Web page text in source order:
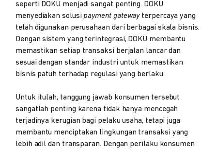
seperti DOKU menjadi sangat penting. DOKU
menyediakan solusi payment gateway terpercaya yang
telah digunakan perusahaan dari berbagai skala bisnis.
Dengan sistem yang terintegrasi, DOKU membantu
memastikan setiap transaksi berjalan lancar dan
sesuai dengan standar industri untuk memastikan
bisnis patuh terhadap regulasi yang berlaku.
Untuk itulah, tanggung jawab konsumen tersebut
sangatlah penting karena tidak hanya mencegah
terjadinya kerugian bagi pelaku usaha, tetapi juga
membantu menciptakan lingkungan transaksi yang
lebih adil dan transparan. Dengan perilaku konsumen